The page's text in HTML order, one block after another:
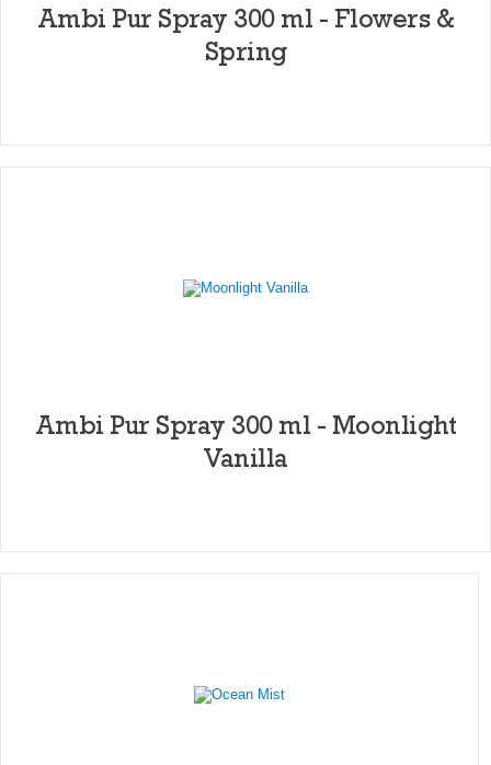
Ambi Pur Spray 300 ml - Flowers &
Spring
Ambi Pur Spray 300 ml - Moonlight
Vanilla